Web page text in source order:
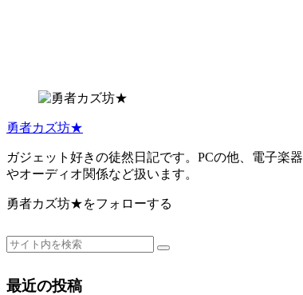
勇者カズ坊★
ガジェット好きの徒然日記です。PCの他、電子楽器
やオーディオ関係など扱います。
勇者カズ坊★をフォローする
最近の投稿